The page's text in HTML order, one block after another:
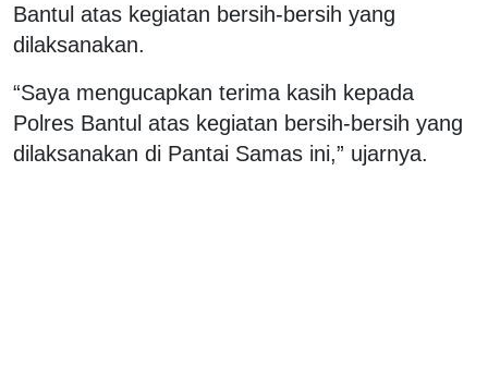
Bantul atas kegiatan bersih-bersih yang
dilaksanakan.
“Saya mengucapkan terima kasih kepada
Polres Bantul atas kegiatan bersih-bersih yang
dilaksanakan di Pantai Samas ini,” ujarnya.